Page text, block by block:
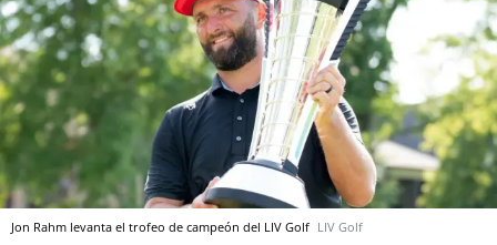
Jon Rahm levanta el trofeo de campeón del LIV Golf LIV Golf